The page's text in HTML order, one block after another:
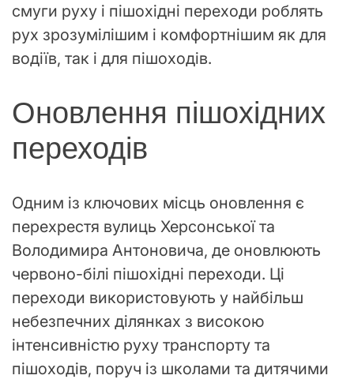
смуги руху і пішохідні переходи роблять
рух зрозумілішим і комфортнішим як для
водіїв, так і для пішоходів.
Оновлення пішохідних
переходів
Одним із ключових місць оновлення є
перехрестя вулиць Херсонської та
Володимира Антоновича, де оновлюють
червоно-білі пішохідні переходи. Ці
переходи використовують у найбільш
небезпечних ділянках з високою
інтенсивністю руху транспорту та
пішоходів, поруч із школами та дитячими